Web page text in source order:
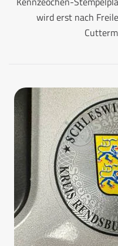
wird erst nach